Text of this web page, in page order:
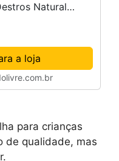
Natural
a loja
para crianças
de qualidade, mas